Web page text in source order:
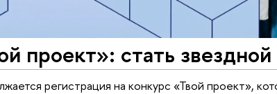
проект»: стать
регистрация на конкурс «Твой проект»,